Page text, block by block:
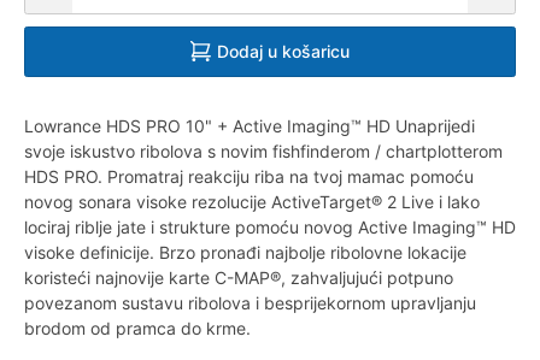
Dodaj u košaricu
Lowrance HDS PRO 10" + Active Imaging™ HD Unaprijedi
svoje iskustvo ribolova s novim fishfinderom / chartplotterom
HDS PRO. Promatraj reakciju riba na tvoj mamac pomoću
novog sonara visoke rezolucije ActiveTarget® 2 Live i lako
lociraj riblje jate i strukture pomoću novog Active Imaging™ HD
visoke definicije. Brzo pronađi najbolje ribolovne lokacije
koristeći najnovije karte C-MAP®, zahvaljujući potpuno
povezanom sustavu ribolova i besprijekornom upravljanju
brodom od pramca do krme.